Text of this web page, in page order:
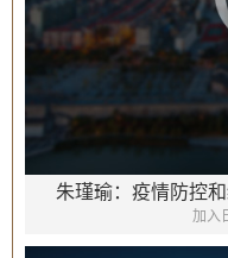
朱瑾瑜：疫情防控
加入